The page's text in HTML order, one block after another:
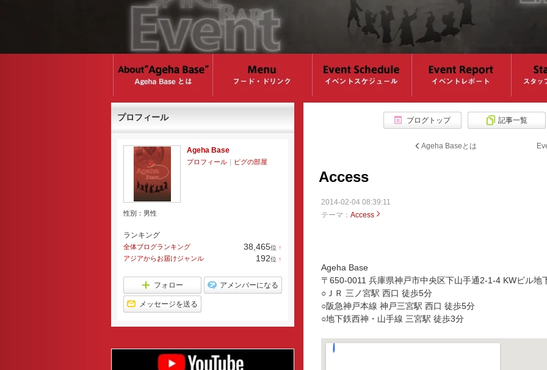
ブログトップ 記事一覧
Ageha Baseとは
Access
2014-02-04 08:39:11
テーマ： Access
Ageha Base
〒650-0011 兵庫県神戸市中央区下山手通2-1-4 KWビル地
○ＪＲ 三ノ宮駅 西口 徒歩5分
○阪急神戸本線 神戸三宮駅 西口 徒歩5分
○地下鉄西神・山手線 三宮駅 徒歩3分
プロフィール
Ageha Base
プロフィール ｜ ピグの部屋
性別： 男性
ランキング
全体ブログランキング 38,465位 ↑
ン
アジアからお届けジャンル 192位 ↑
フォロー アメンバーになる
メッセージを送る